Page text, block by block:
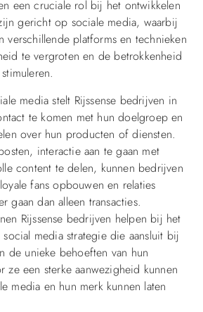
een cruciale rol bij het ontwikkelen
gericht op sociale media, waarbij
verschillende platforms en technieken
te vergroten en de betrokkenheid
media stelt Rijssense bedrijven in
te komen met hun doelgroep en
over hun producten of diensten.
interactie aan te gaan met
content te delen, kunnen bedrijven
fans opbouwen en relaties
gaan dan alleen transacties.
Rijssense bedrijven helpen bij het
media strategie die aansluit bij
de unieke behoeften van hun
ze een sterke aanwezigheid kunnen
media en hun merk kunnen laten